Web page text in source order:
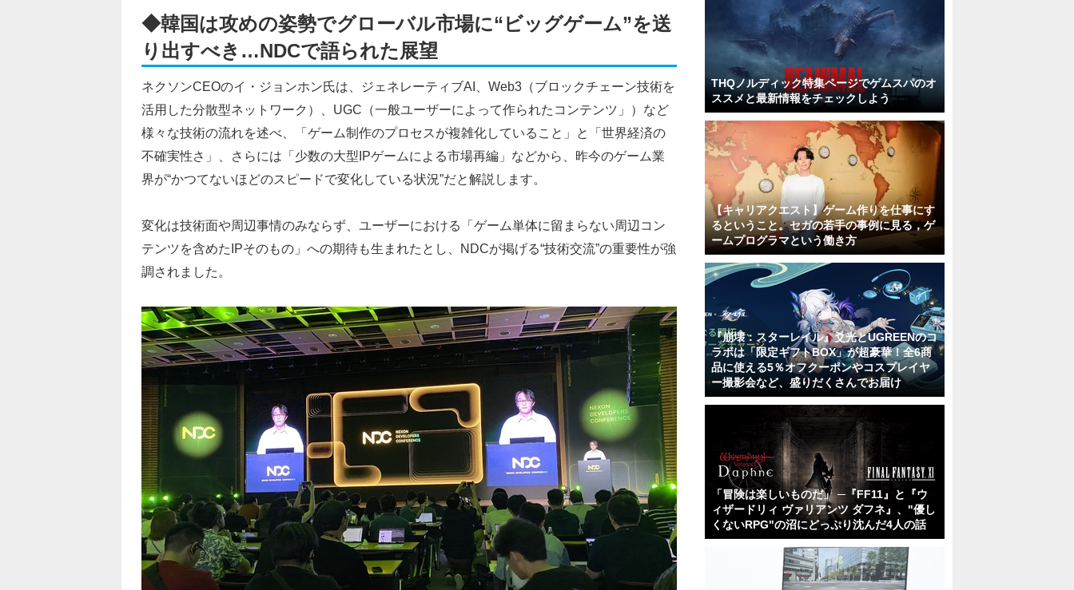
◆韓国は攻めの姿勢でグローバル市場に“ビッグゲーム”を送
り出すべき…NDCで語られた展望
ネクソンCEOのイ・ジョンホン氏は、ジェネレーティブAI、Web3（ブロックチェーン技術を
活用した分散型ネットワーク）、UGC（一般ユーザーによって作られたコンテンツ」）など
様々な技術の流れを述べ、「ゲーム制作のプロセスが複雑化していること」と「世界経済の
不確実性さ」、さらには「少数の大型IPゲームによる市場再編」などから、昨今のゲーム業
界が“かつてないほどのスピードで変化している状況”だと解説します。
変化は技術面や周辺事情のみならず、ユーザーにおける「ゲーム単体に留まらない周辺コン
テンツを含めたIPそのもの」への期待も生まれたとし、NDCが掲げる“技術交流”の重要性が強
調されました。
THQノルディック特集ページでゲムスパのオ
ススメと最新情報をチェックしよう
【キャリアクエスト】ゲーム作りを仕事にす
るということ。セガの若手の事例に見る，ゲ
ームプログラマという働き方
『崩壊：スターレイル』爻光とUGREENのコ
ラボは「限定ギフトBOX」が超豪華！全6商
品に使える5％オフクーポンやコスプレイヤ
ー撮影会など、盛りだくさんでお届け
「冒険は楽しいものだ」 ─『FF11』と『ウ
ィザードリィ ヴァリアンツ ダフネ』、"優し
くないRPG"の沼にどっぷり沈んだ4人の話